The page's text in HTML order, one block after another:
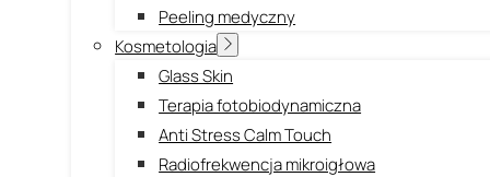
Peeling medyczny
Kosmetologia
Glass Skin
Terapia fotobiodynamiczna
Anti Stress Calm Touch
Radiofrekwencja mikroigłowa